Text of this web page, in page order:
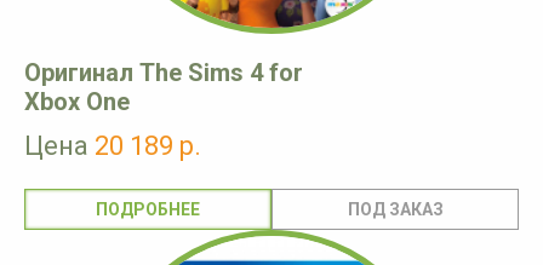
Оригинал The Sims 4 for
Xbox One
Цена 20 189 р.
ПОДРОБНЕЕ